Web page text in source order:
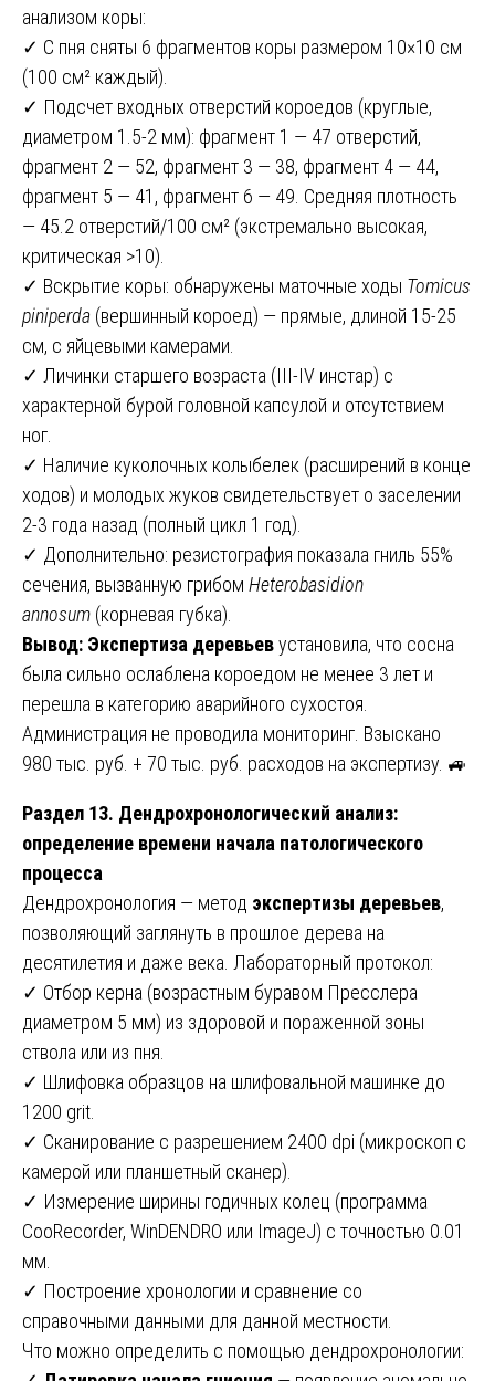
анализом коры:
✓ С пня сняты 6 фрагментов коры размером 10×10 см
(100 см² каждый).
✓ Подсчет входных отверстий короедов (круглые,
диаметром 1.5-2 мм): фрагмент 1 — 47 отверстий,
фрагмент 2 — 52, фрагмент 3 — 38, фрагмент 4 — 44,
фрагмент 5 — 41, фрагмент 6 — 49. Средняя плотность
— 45.2 отверстий/100 см² (экстремально высокая,
критическая >10).
✓ Вскрытие коры: обнаружены маточные ходы Tomicus
piniperda (вершинный короед) — прямые, длиной 15-25
см, с яйцевыми камерами.
✓ Личинки старшего возраста (III-IV инстар) с
характерной бурой головной капсулой и отсутствием
ног.
✓ Наличие куколочных колыбелек (расширений в конце
ходов) и молодых жуков свидетельствует о заселении
2-3 года назад (полный цикл 1 год).
✓ Дополнительно: резистография показала гниль 55%
сечения, вызванную грибом Heterobasidion
annosum (корневая губка).
Вывод: Экспертиза деревьевустановила, что сосна
была сильно ослаблена короедом не менее 3 лет и
перешла в категорию аварийного сухостоя.
Администрация не проводила мониторинг. Взыскано
980 тыс. руб. + 70 тыс. руб. расходов на экспертизу. 🚙
Раздел 13. Дендрохронологический анализ:
определение времени начала патологического
процесса
Дендрохронология — метод экспертизы деревьев,
позволяющий заглянуть в прошлое дерева на
десятилетия и даже века. Лабораторный протокол:
✓ Отбор керна (возрастным буравом Пресслера
диаметром 5 мм) из здоровой и пораженной зоны
ствола или из пня.
✓ Шлифовка образцов на шлифовальной машинке до
1200 grit.
✓ Сканирование с разрешением 2400 dpi (микроскоп с
камерой или планшетный сканер).
✓ Измерение ширины годичных колец (программа
CooRecorder, WinDENDRO или ImageJ) с точностью 0.01
мм.
✓ Построение хронологии и сравнение со
справочными данными для данной местности.
Что можно определить с помощью дендрохронологии: